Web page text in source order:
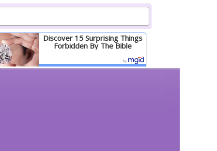
Discover 15 Surprising Things
Forbidden By The Bible
Детальніше